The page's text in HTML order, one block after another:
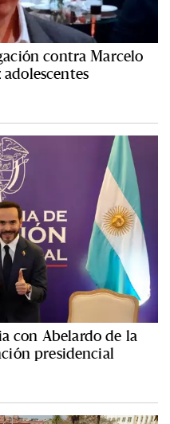
contra Marcelo
con Abelardo de la
presidencial